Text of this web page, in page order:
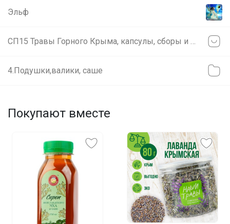
Эльф
4.Подушки,валики, саше
Покупают вместе